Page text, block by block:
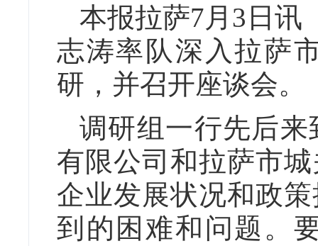
本报拉萨7月3日讯
志涛率队深入拉萨
研，并召开座谈会。
调研组一行先后
有限公司和拉萨市
企业发展状况和政
到的困难和问题。